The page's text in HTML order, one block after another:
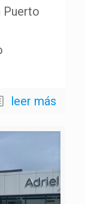
Puerto
leer más